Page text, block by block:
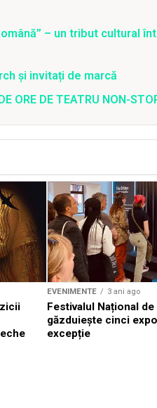
– un tribut cultural
și invitați de marcă
DE TEATRU NON-
EVENIMENTE 3 ani ago
Festivalul Național de
găzduiește cinci
excepție